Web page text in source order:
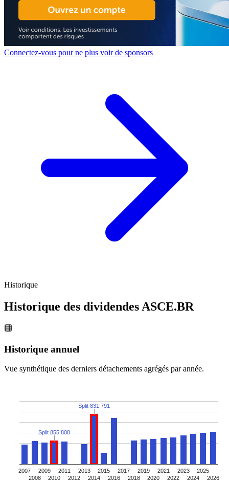
Connectez-vous pour ne plus voir de sponsors
Historique
Historique des dividendes ASCE.BR
Historique annuel
Vue synthétique des derniers détachements agrégés par année.
2007
2008
2009
2010
2011
2012
2013
2014
2015
2016
2017
2018
2019
2020
2021
2022
2023
2024
2025
2026
Split 855:808
Split 831:791